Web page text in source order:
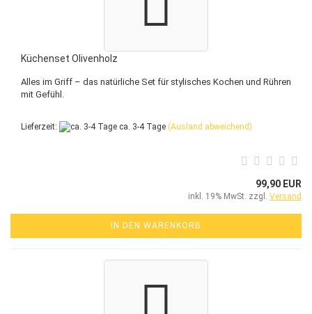
Küchenset Olivenholz
Alles im Griff – das natürliche Set für stylisches Kochen und Rühren
mit Gefühl.
Lieferzeit: ca. 3-4 Tage (Ausland abweichend)
99,90 EUR
inkl. 19% MwSt. zzgl. Versand
IN DEN WARENKORB